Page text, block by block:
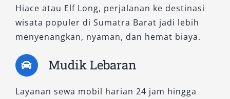
Hiace atau Elf Long, perjalanan ke destinasi
wisata populer di Sumatra Barat jadi lebih
menyenangkan, nyaman, dan hemat biaya.
Mudik Lebaran
Layanan sewa mobil harian 24 jam hingga